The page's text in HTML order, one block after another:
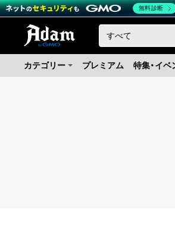
カテゴリー プレミアム 特集・イベ
無料診断